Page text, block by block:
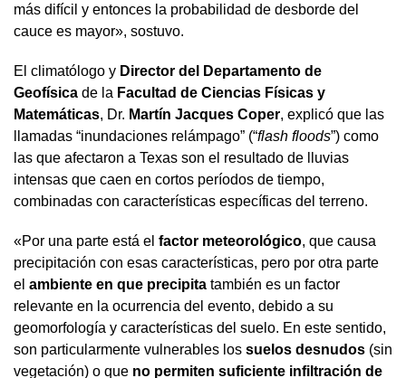
más difícil y entonces la probabilidad de desborde del
cauce es mayor», sostuvo.
El climatólogo y Director del Departamento de
Geofísica de la Facultad de Ciencias Físicas y
Matemáticas, Dr. Martín Jacques Coper, explicó que las
llamadas “inundaciones relámpago” (“flash floods”) como
las que afectaron a Texas son el resultado de lluvias
intensas que caen en cortos períodos de tiempo,
combinadas con características específicas del terreno.
«Por una parte está el factor meteorológico, que causa
precipitación con esas características, pero por otra parte
el ambiente en que precipita también es un factor
relevante en la ocurrencia del evento, debido a su
geomorfología y características del suelo. En este sentido,
son particularmente vulnerables los suelos desnudos (sin
vegetación) o que no permiten suficiente infiltración de